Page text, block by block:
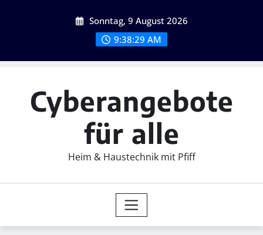
Sonntag, 9 August 2026
9:38:31 AM
Cyberangebote
für alle
Heim & Haustechnik mit Pfiff